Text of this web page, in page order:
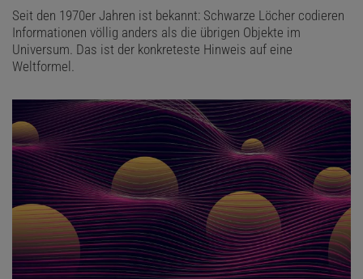
Seit den 1970er Jahren ist bekannt: Schwarze Löcher codieren
Informationen völlig anders als die übrigen Objekte im
Universum. Das ist der konkreteste Hinweis auf eine
Weltformel.